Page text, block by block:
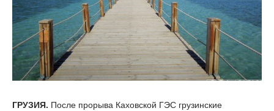
ГРУЗИЯ. После прорыва Каховской ГЭС грузинские